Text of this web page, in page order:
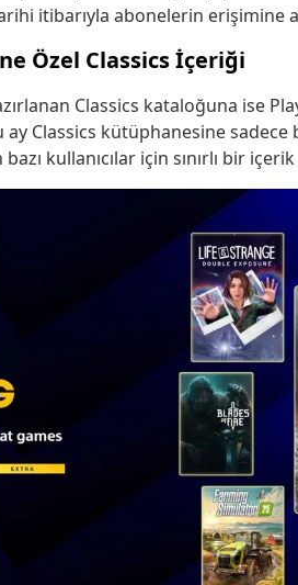
itibarıyla abonelerin erişimine
Özel Classics İçeriği
Classics kataloğuna ise
ay Classics kütüphanesine
kullanıcılar için sınırlı bir